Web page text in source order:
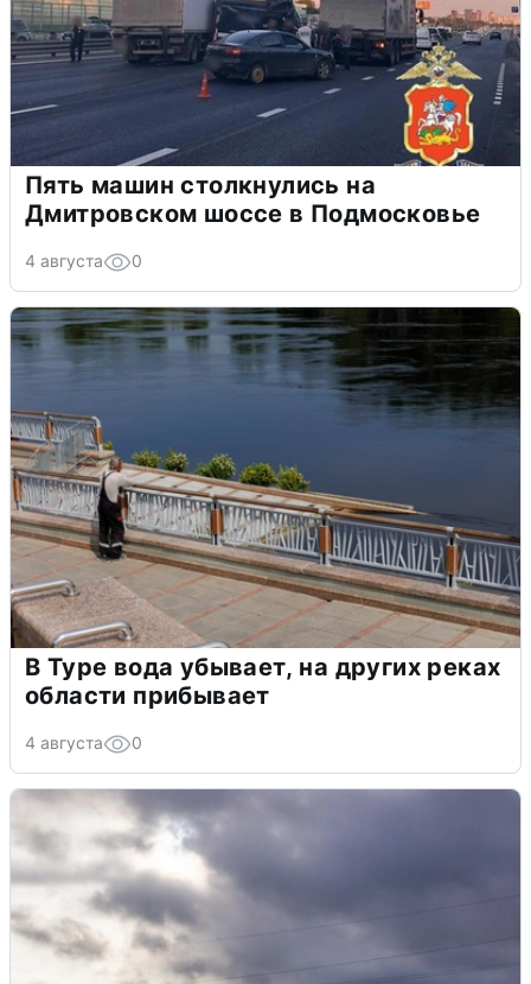
Пять машин столкнулись на
Дмитровском шоссе в Подмосковье
4 августа 0
В Туре вода убывает, на других реках
области прибывает
4 августа 0